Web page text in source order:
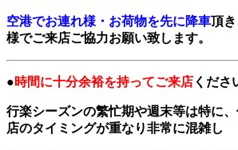
空港でお連れ様・お荷物を先に降車頂
様でご来店ご協力お願い致します。
●時間に十分余裕を持ってご来店 くださ
行楽シーズンの繁忙期や週末等は特に
店のタイミングが重なり非常に混雑し